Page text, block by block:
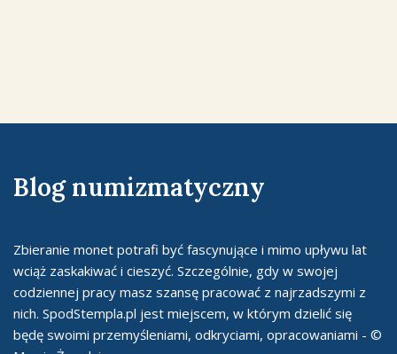
Blog numizmatyczny
Zbieranie monet potrafi być fascynujące i mimo upływu lat
wciąż zaskakiwać i cieszyć. Szczególnie, gdy w swojej
codziennej pracy masz szansę pracować z najrzadszymi z
nich. SpodStempla.pl jest miejscem, w którym dzielić się
będę swoimi przemyśleniami, odkryciami, opracowaniami - ©